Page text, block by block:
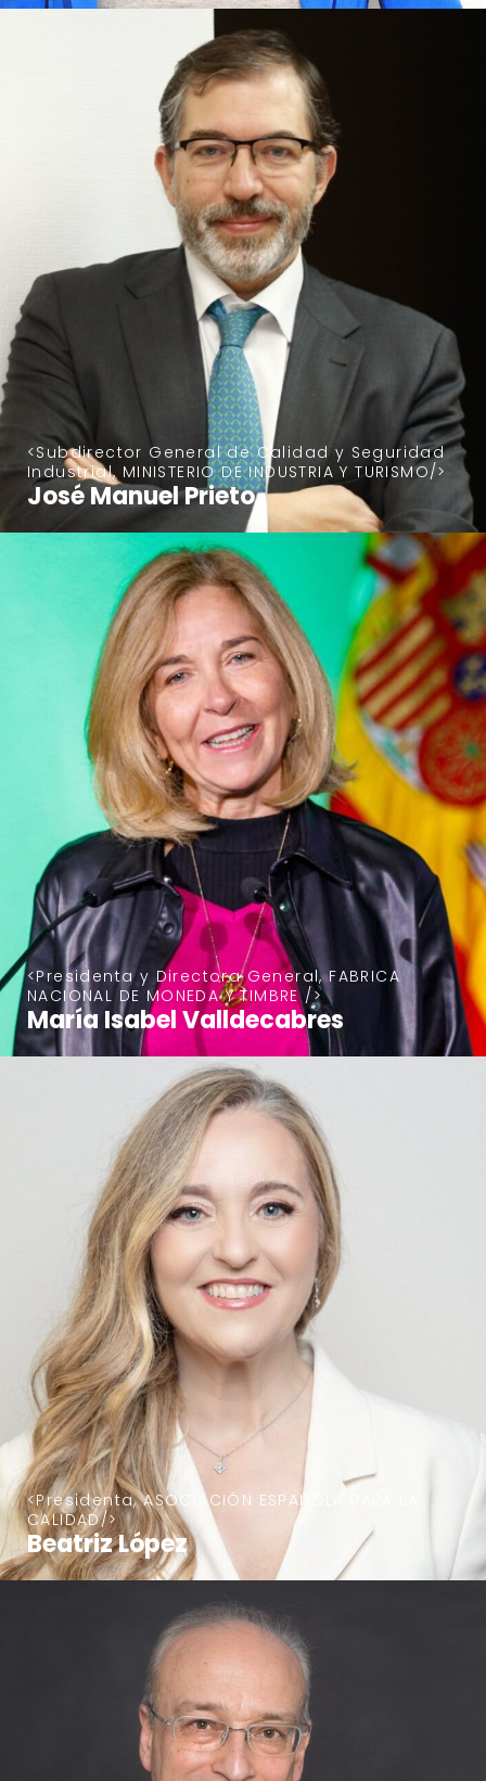
Subdirector General de Calidad y Seguridad
Industrial, MINISTERIO DE INDUSTRIA Y TURISMO
José Manuel Prieto
Presidenta y Directora General, FABRICA
NACIONAL DE MONEDA Y TIMBRE
María Isabel Valldecabres
Presidenta, ASOCIACIÓN ESPAÑOLA PARA LA
CALIDAD
Beatriz López